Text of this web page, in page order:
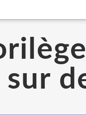
sur